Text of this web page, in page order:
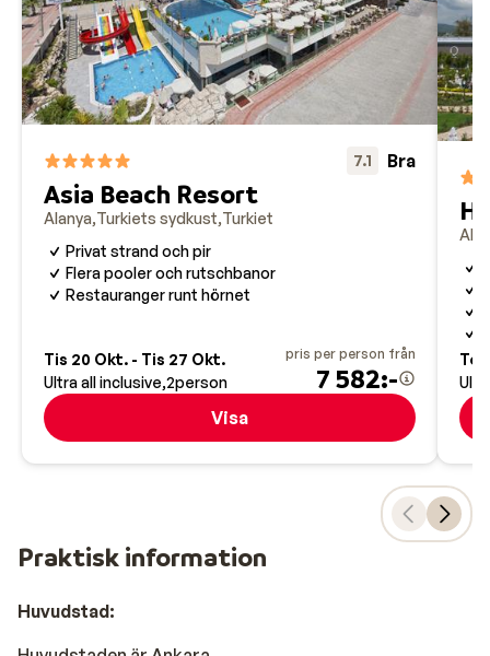
7.1 Bra
Asia Beach Resort
Alanya Turkiets sydkust Turkiet
Privat strand och pir
Flera pooler och rutschbanor
Restauranger runt hörnet
Tis 20 Okt. - Tis 27 Okt.
Ultra all inclusive 2person
pris per person från
7 582:-
Visa
Praktisk information
Huvudstad: